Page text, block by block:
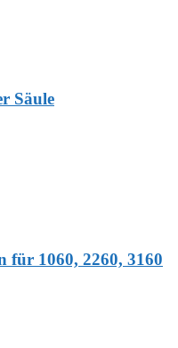
Säule
für 1060, 2260, 3160